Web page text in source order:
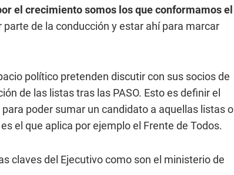
el crecimiento somos los que conformamos el
de la conducción y estar ahí para marcar
político pretenden discutir con sus socios de
de las listas tras las PASO. Esto es definir el
poder sumar un candidato a aquellas listas o
el que aplica por ejemplo el Frente de Todos.
claves del Ejecutivo como son el ministerio de